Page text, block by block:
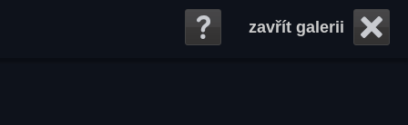
zavřít galerii